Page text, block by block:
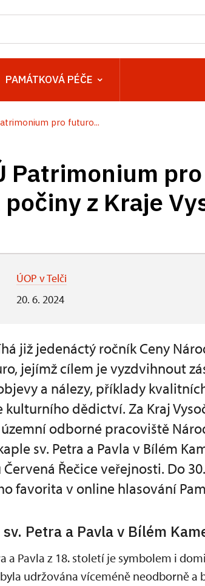
PAMÁTKOVÁ PÉČE
pro futuro...
Patrimonium
z Kraje
ÚOP v Telči
20. 6. 2024
již jedenáctý ročník Ceny
jejímž cílem je vyzdvihnout
a nálezy, příklady
kulturního dědictví. Za Kraj
odborné pracoviště
sv. Petra a Pavla v Bílém
Řečice veřejnosti. Do
favorita v online hlasování
Petra a Pavla v Bílém
a Pavla z 18. století je symbolem i
udržována víceméně neodborně